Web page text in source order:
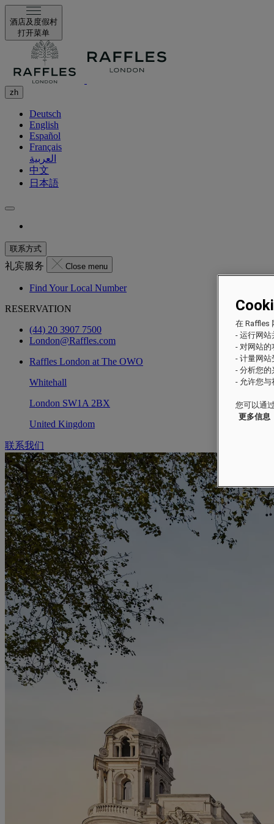
酒店及度假村
打开菜单
zh
Deutsch
English
Español
Français
العربية
中文
日本語
联系方式
礼宾服务 Close menu
Find Your Local Number
RESERVATION
(44) 20 3907 7500
London@Raffles.com
Raffles London at The OWO
Whitehall
London SW1A 2BX
United Kingdom
联系我们
在 Raffles
- 运行网
- 对网站
- 计量网
- 分析您
- 允许您
您可以通
更多信息